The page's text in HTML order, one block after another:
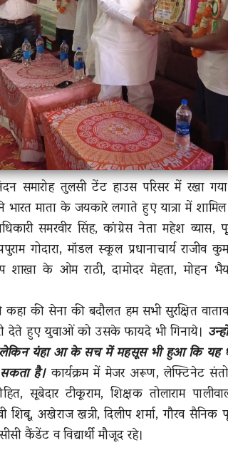
समारोह तुलसी टेंट हाउस परिसर में रखा
भारत माता के जयकारे लगाते हुए यात्रा में
समरवीर सिंह, कांग्रेस नेता महेश व्यास,
पपुराम गोदारा, मॉडल स्कूल प्रधानाचार्य
शाखा के ओम राठी, दामोदर मेहता, मोहन
की सेना की बदौलत हम सभी सुरक्षित
देते हुए युवाओं को उसके फायदे भी गिनाये।
लेकिन यंहा आ के सच में महसूस भी हुआ कि यह
है।कार्यक्रम में मेजर अरूण, लेफ्टिनेट
सूबेदार टीकूराम, शिक्षक तोलाराम
शिबू, अखेराज खत्री, दिलीप शर्मा, गौरव
कैंडेंट व विद्यार्थी मौजूद रहे।